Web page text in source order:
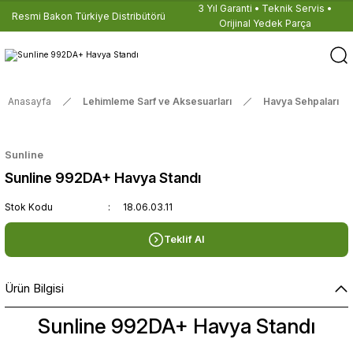
Resmi Bakon Türkiye Distribütörü
3 Yıl Garanti • Teknik Servis •
Orijinal Yedek Parça
Anasayfa Lehimleme Sarf ve Aksesuarları Havya Sehpaları
Sunline
Sunline 992DA+ Havya Standı
Stok Kodu 18.06.03.11
Teklif Al
Ürün Bilgisi
Sunline 992DA+ Havya Standı